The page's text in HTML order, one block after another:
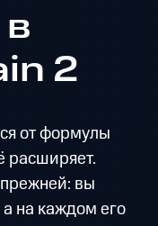
2
от формулы
расширяет.
вы
на каждом его